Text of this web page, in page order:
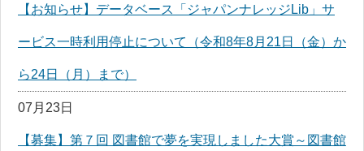
【お知らせ】データベース「ジャパンナレッジLib」サ
ービス一時利用停止について（令和8年8月21日（金）か
ら24日（月）まで）
07月23日
【募集】第７回 図書館で夢を実現しました大賞～図書館